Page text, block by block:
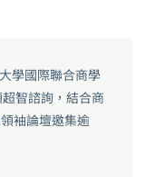
學國際聯合商學
智諮詢，結合商
袖論壇邀集逾